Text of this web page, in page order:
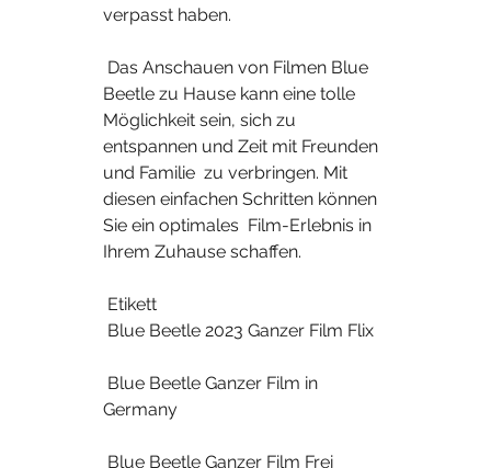
verpasst haben.
Beetle zu Hause kann eine tolle
Möglichkeit sein, sich zu
entspannen und Zeit mit Freunden
und Familie  zu verbringen. Mit
diesen einfachen Schritten können
Sie ein optimales  Film-Erlebnis in
Ihrem Zuhause schaffen.
Etikett
Blue Beetle 2023 Ganzer Film Flix
Germany